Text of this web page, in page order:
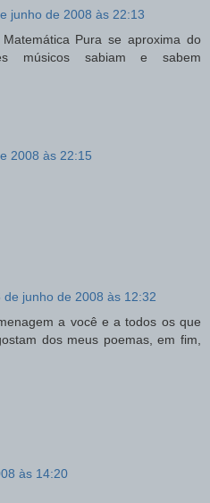
junho de 2008 às 22:13
Pura se aproxima do
músicos sabiam e sabem
2008 às 22:15
de junho de 2008 às 12:32
a você e a todos os que
dos meus poemas, em fim,
às 14:20